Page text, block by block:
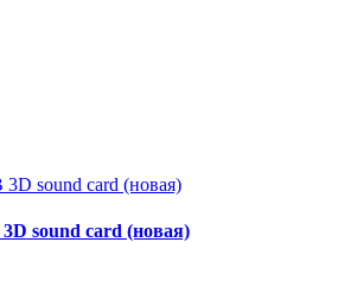
sound card (новая)